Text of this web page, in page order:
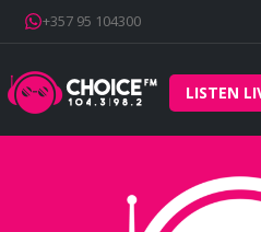
+357 95 104300
LISTEN